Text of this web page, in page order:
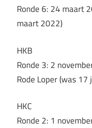
Ronde 6: 24 maart
maart 2022)
HKB
Ronde 3: 2
Rode Loper (was
HKC
Ronde 2: 1